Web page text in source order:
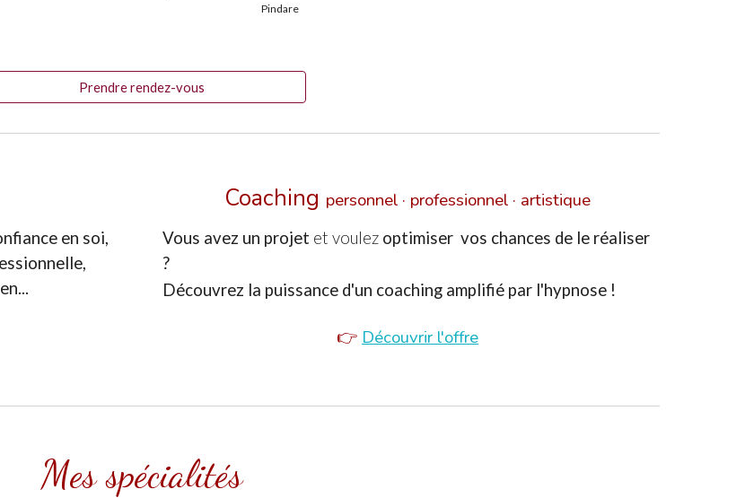
Pindare
Prendre rendez-vous
en soi,
Coaching personnel · professionnel · artistique
Vous avez un projet et voulez optimiser vos chances de le réaliser
?
Découvrez la puissance d'un coaching amplifié par l'hypnose!
👉 Découvrir l'offre
Mes spécialités